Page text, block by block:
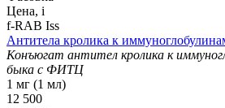
Цена, i
f-RAB Iss
Антитела кролика к
Конъюгат антител кролика к
быка с ФИТЦ
1 мг (1 мл)
12 500